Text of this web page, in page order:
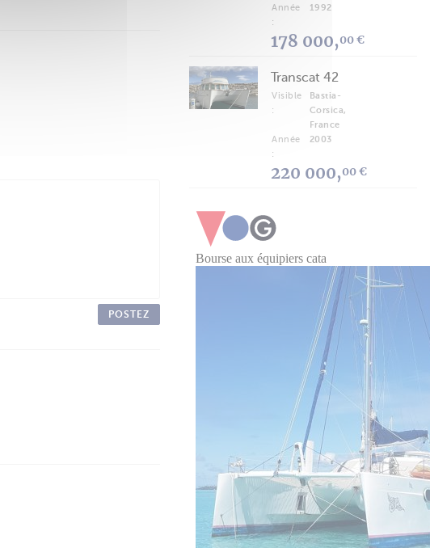
POSTEZ
Année
:
1992
178 000,00 €
Transcat 42
Visible
:
Bastia-
Corsica,
France
Année
:
2003
220 000,00 €